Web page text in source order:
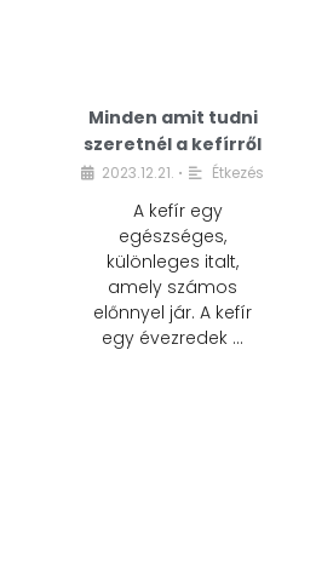
Minden amit tudni
szeretnél a kefírről
2023.12.21. • Étkezés
A kefír egy
egészséges,
különleges italt,
amely számos
előnnyel jár. A kefír
egy évezredek …